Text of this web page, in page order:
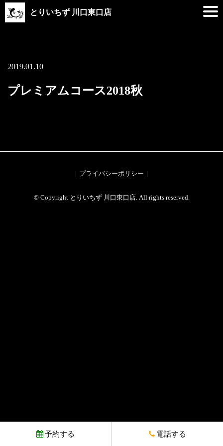
とりいちず 川口東口店
2019.01.10
プレミアムコース2018秋
プライバシーポリシー
© Copyright とりいちず 川口東口店. All rights reserved.
予約する 電話する